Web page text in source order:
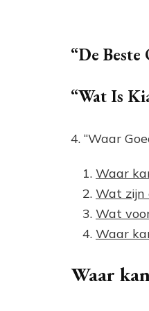
“De
“Wat Is
4. “Waar
Waar
Wat zijn
Wat
Waar
Waar